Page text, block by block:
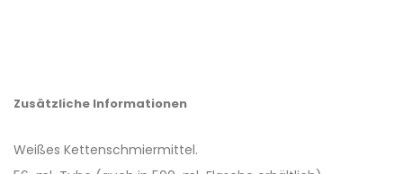
Zusätzliche Informationen
Weißes Kettenschmiermittel.